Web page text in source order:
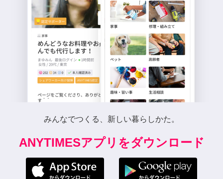
みんなでつくる、新しい暮らしかた。
ANYTIMESアプリをダウンロード